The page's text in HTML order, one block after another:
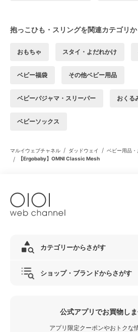
抱っこひも・スリングを関連カテゴリ
おもちゃ スタイ・よだれかけ
ベビー福袋 その他ベビー用品
ベビーパジャマ・スリーパー おくる
ベビーソックス
マルイウェブチャネル / ダッドウェイ / ベビー用品・
/ 【Ergobaby】OMNI Classic Mesh
カテゴリーからさがす
ショップ・ブランドからさがす
公式アプリでお買物し
アプリ限定クーポンやおトクな